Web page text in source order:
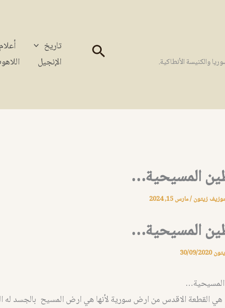
والكنيسة الأنطاكية. البحث تاريخ أعلام
الإنجيل
المسيحية…
زيتون/مارس 15, 2024
المسيحية…
30/09/2020
القطعة الاقدس من ارض سورية لأنها هي ارض المسيح بالجسد له